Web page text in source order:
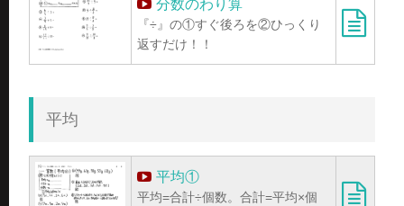
分数のわり算
『÷』の①すぐ後ろを②ひっくり
返すだけ！！
平均
平均①
平均=合計÷個数。合計=平均×個